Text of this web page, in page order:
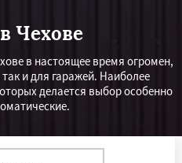
Чехове
в настоящее время огромен,
и для гаражей. Наиболее
делается выбор особенно